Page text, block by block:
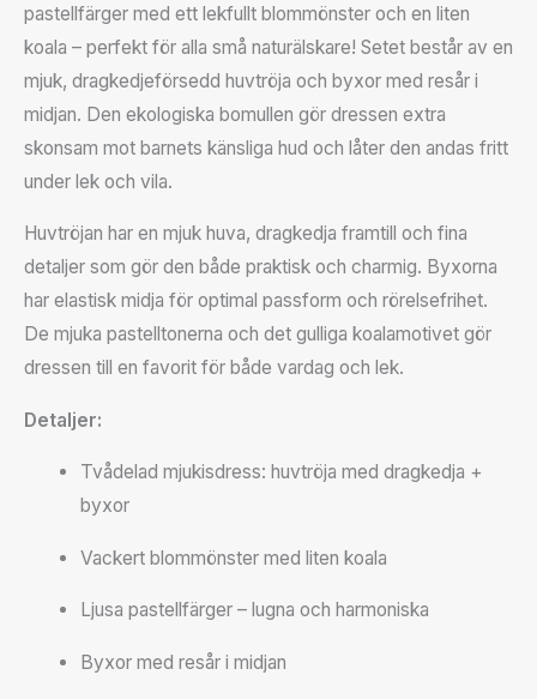
pastellfärger med ett lekfullt blommönster och en liten
koala – perfekt för alla små naturälskare! Setet består av en
mjuk, dragkedjeförsedd huvtröja och byxor med resår i
midjan. Den ekologiska bomullen gör dressen extra
skonsam mot barnets känsliga hud och låter den andas fritt
under lek och vila.
Huvtröjan har en mjuk huva, dragkedja framtill och fina
detaljer som gör den både praktisk och charmig. Byxorna
har elastisk midja för optimal passform och rörelsefrihet.
De mjuka pastelltonerna och det gulliga koalamotivet gör
dressen till en favorit för både vardag och lek.
Detaljer:
Tvådelad mjukisdress: huvtröja med dragkedja +
byxor
Vackert blommönster med liten koala
Ljusa pastellfärger – lugna och harmoniska
Byxor med resår i midjan